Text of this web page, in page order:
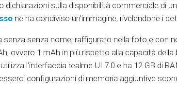
dichiarazioni sulla disponibilità commerciale di
ne ha condiviso un’immagine, rivelandone i
senza nome, raffigurato nella foto e con
ovvero 1 mAh in più rispetto alla capacità della
l’interfaccia realme UI 7.0 e ha 12 GB di
configurazioni di memoria aggiuntive